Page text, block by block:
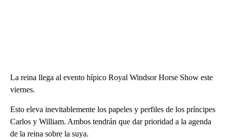
La reina llega al evento hípico Royal Windsor Horse Show este
viernes.
Esto eleva inevitablemente los papeles y perfiles de los príncipes
Carlos y William. Ambos tendrán que dar prioridad a la agenda
de la reina sobre la suya.